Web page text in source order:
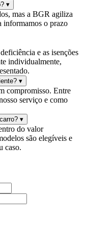
▾
mas a BGR agiliza
informamos o prazo
e as isenções
individualmente,
▾
compromisso. Entre
serviço e como
▾
do valor
são elegíveis e
caso.